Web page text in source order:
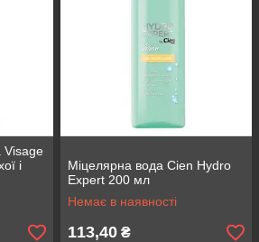
Visage
і
Міцелярна вода Cien Hydro
Expert 200 мл
Немає в наявності
113,40 ₴